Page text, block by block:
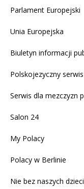
Parlament Europejski
Unia Europejska
Biuletyn informacji
Polskojezyczny
Serwis dla mezczyzn
Salon 24
My Polacy
Polacy w Berlinie
Nie bez naszych dzieci